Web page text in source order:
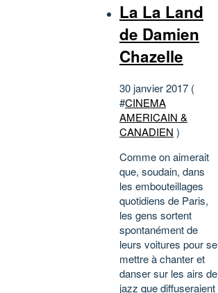
La La Land
de Damien
Chazelle
30 janvier 2017 (
#CINEMA
AMERICAIN &
CANADIEN )
Comme on aimerait
que, soudain, dans
les embouteillages
quotidiens de Paris,
les gens sortent
spontanément de
leurs voitures pour se
mettre à chanter et
danser sur les airs de
jazz que diffuseraient